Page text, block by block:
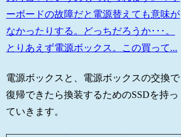
ーボードの故障だと電源替えても意味が
なかったりする。どっちだろうか･･･。
とりあえず電源ボックス。この買って...
電源ボックスと、電源ボックスの交換で
復帰できたら換装するためのSSDを持っ
ていきます。